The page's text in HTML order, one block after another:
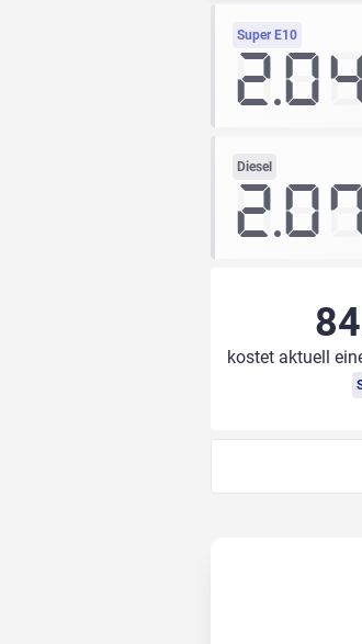
Super E10
Diesel
kostet aktuell